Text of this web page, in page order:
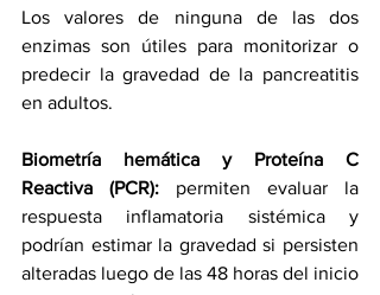
Los valores de ninguna de las dos
enzimas son útiles para monitorizar o
predecir la gravedad de la pancreatitis
en adultos.
Biometría hemática y Proteína C
Reactiva (PCR): permiten evaluar la
respuesta inflamatoria sistémica y
podrían estimar la gravedad si persisten
alteradas luego de las 48 horas del inicio